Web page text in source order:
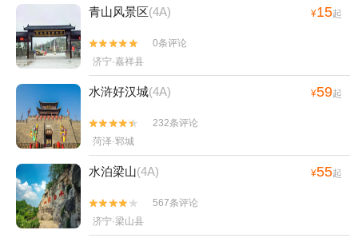
青山风景区(4A) ¥15起


0条评论
济宁·嘉祥县
水浒好汉城(4A) ¥59起


232条评论
菏泽·郓城
水泊梁山(4A) ¥55起


567条评论
济宁·梁山县